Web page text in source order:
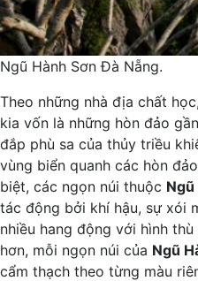
Ngũ Hành Sơn Đà Nẵng.
Theo những nhà địa chất
kia vốn là những hòn đảo
đắp phù sa của thủy triều
vùng biển quanh các hòn
biệt, các ngọn núi thuộc Ngũ
tác động bởi khí hậu, sự xói
nhiều hang động với hình
hơn, mỗi ngọn núi của Ngũ
cẩm thạch theo từng màu